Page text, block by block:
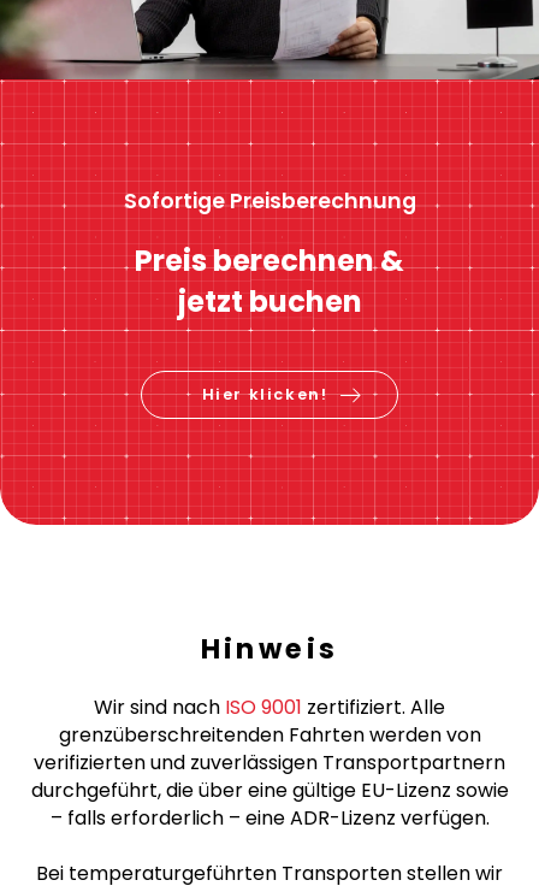
Sofortige Preisberechnung
Preis berechnen &
jetzt buchen
Hinweis
Wir sind nach ISO 9001zertifiziert. Alle
verifizierten und zuverlässigen Transportpartnern